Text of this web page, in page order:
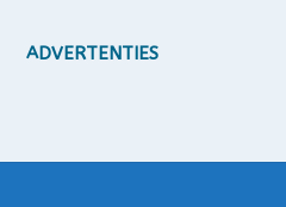
ADVERTENTIES